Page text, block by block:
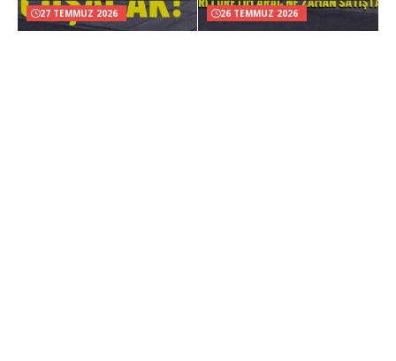
27 TEMMUZ 2026 26 TEMMUZ 2026